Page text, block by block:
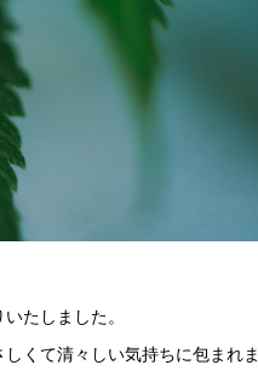
たしました。
くて清々しい気持ちに包まれま